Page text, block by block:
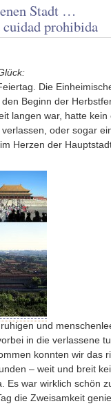
Stadt …
prohibida
Die
Beginn der
langen war, hatte kein
oder sogar
Herzen der
und
in die verlassene
konnten wir das
– weit und breit
Es war wirklich schön
die Zweisamkeit